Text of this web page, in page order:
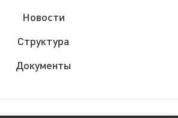
Новости
Структура
Документы